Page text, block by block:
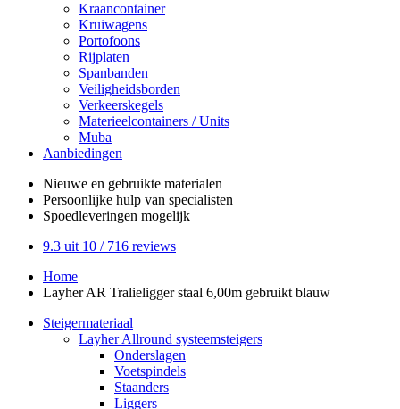
Kraancontainer
Kruiwagens
Portofoons
Rijplaten
Spanbanden
Veiligheidsborden
Verkeerskegels
Materieelcontainers / Units
Muba
Aanbiedingen
Nieuwe en gebruikte materialen
Persoonlijke hulp van specialisten
Spoedleveringen mogelijk
9.3 uit 10 / 716 reviews
Home
Layher AR Tralieligger staal 6,00m gebruikt blauw
Steigermateriaal
Layher Allround systeemsteigers
Onderslagen
Voetspindels
Staanders
Liggers